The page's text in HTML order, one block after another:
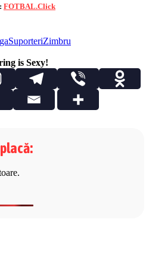
FOTBAL.Click
SuporteriZimbru
is Sexy!
: